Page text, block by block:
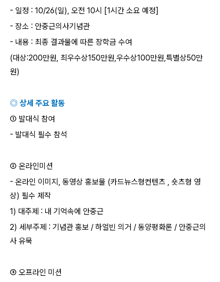
- 일정 : 10/26(일), 오전 10시 [1시간 소요 예정]
- 장소 : 안중근의사기념관
- 내용 : 최종 결과물에 따른 장학금 수여
(대상:200만원, 최우수상150만원,우수상100만원,특별상50만
원)
◎ 상세 주요 활동
① 발대식 참여
- 발대식 필수 참석
② 온라인미션
- 온라인 이미지, 동영상 홍보물 (카드뉴스형컨텐츠 , 숏츠형 영
상) 필수 제작
1) 대주제 : 내 기억속에 안중근
2) 세부주제 : 기념관 홍보 / 하얼빈 의거 / 동양평화론 / 안중근의
사 유묵
③ 오프라인 미션